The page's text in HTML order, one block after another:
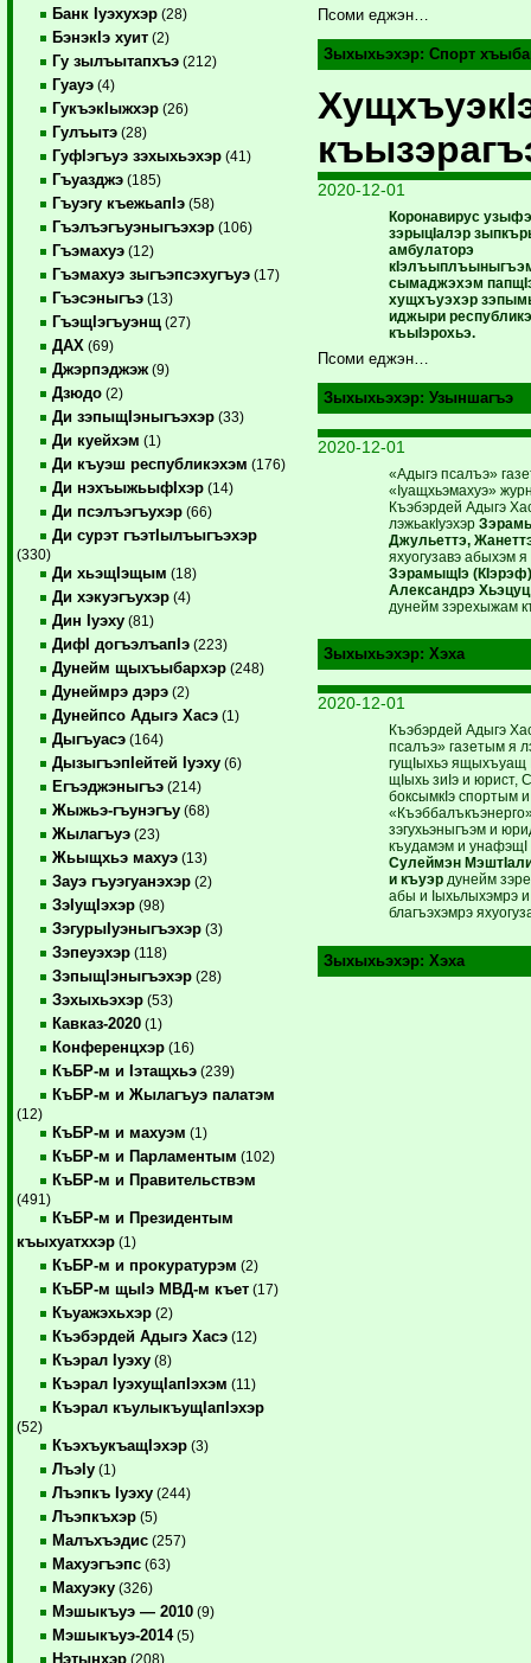
Банк Iуэхухэр (28)
БэнэкIэ хуит (2)
Гу зылъытапхъэ (212)
Гуауэ (4)
ГукъэкIыжхэр (26)
Гулъытэ (28)
ГуфIэгъуэ зэхыхьэхэр (41)
Гъуазджэ (185)
Гъуэгу къежьапIэ (58)
Гъэлъэгъуэныгъэхэр (106)
Гъэмахуэ (12)
Гъэмахуэ зыгъэпсэхугъуэ (17)
Гъэсэныгъэ (13)
ГъэщIэгъуэнщ (27)
ДАХ (69)
Джэрпэджэж (9)
Дзюдо (2)
Ди зэпыщIэныгъэхэр (33)
Ди куейхэм (1)
Ди къуэш республикэхэм (176)
Ди нэхъыжьыфIхэр (14)
Ди псэлъэгъухэр (66)
Ди сурэт гъэтIылъыгъэхэр
(330)
Ди хьэщIэщым (18)
Ди хэкуэгъухэр (4)
Дин Iуэху (81)
ДифI догъэлъапIэ (223)
Дунейм щыхъыбархэр (248)
Дунеймрэ дэрэ (2)
Дунейпсо Адыгэ Хасэ (1)
Дыгъуасэ (164)
ДызыгъэпIейтей Iуэху (6)
Егъэджэныгъэ (214)
Жыжьэ-гъунэгъу (68)
Жылагъуэ (23)
Жьыщхьэ махуэ (13)
Зауэ гъуэгуанэхэр (2)
ЗэIущIэхэр (98)
ЗэгурыIуэныгъэхэр (3)
Зэпеуэхэр (118)
ЗэпыщIэныгъэхэр (28)
Зэхыхьэхэр (53)
Кавказ-2020 (1)
Конференцхэр (16)
КъБР-м и Iэтащхьэ (239)
КъБР-м и Жылагъуэ палатэм
(12)
КъБР-м и махуэм (1)
КъБР-м и Парламентым (102)
КъБР-м и Правительствэм
(491)
КъБР-м и Президентым
къыхуатххэр (1)
КъБР-м и прокуратурэм (2)
КъБР-м щыIэ МВД-м къет (17)
Къуажэхьхэр (2)
Къэбэрдей Адыгэ Хасэ (12)
Къэрал Iуэху (8)
Къэрал IуэхущIапIэхэм (11)
Къэрал къулыкъущIапIэхэр
(52)
КъэхъукъащIэхэр (3)
ЛъэIу (1)
Лъэпкъ Iуэху (244)
Лъэпкъхэр (5)
Малъхъэдис (257)
Махуэгъэпс (63)
Махуэку (326)
Мэшыкъуэ — 2010 (9)
Мэшыкъуэ-2014(5)
Нэтынхэр (208)
Псоми еджэн…
Зыхыхьэхэр: Спорт
2020-12-01
Коронавирус узыфэ
зэрыцIалэр
амбулаторэ
сымаджэхэм
хущхъуэхэр
иджыри
къыIэрохьэ.
Псоми еджэн…
Зыхыхьэхэр: Узыншагъэ
2020-12-01
«Адыгэ псалъэ»
«Iуащхьэмахуэ»
Къэбэрдей Адыгэ
лэжьакIуэхэр
Джульеттэ,
яхуогузавэ абыхэм я
ЗэрамыщIэ (КIэрэф)
Александрэ
дунейм зэрехыжам
Зыхыхьэхэр: Хэха
2020-12-01
Къэбэрдей Адыгэ
псалъэ» газетым я
гущIыхьэ
щIыхь зиIэ и юрист,
боксымкIэ спортым
зэгухьэныгъэм и
къудамэм и унафэщI
Сулеймэн
и къуэрдунейм
абы и Iыхьлыхэмрэ и
благъэхэмрэ
Зыхыхьэхэр: Хэха